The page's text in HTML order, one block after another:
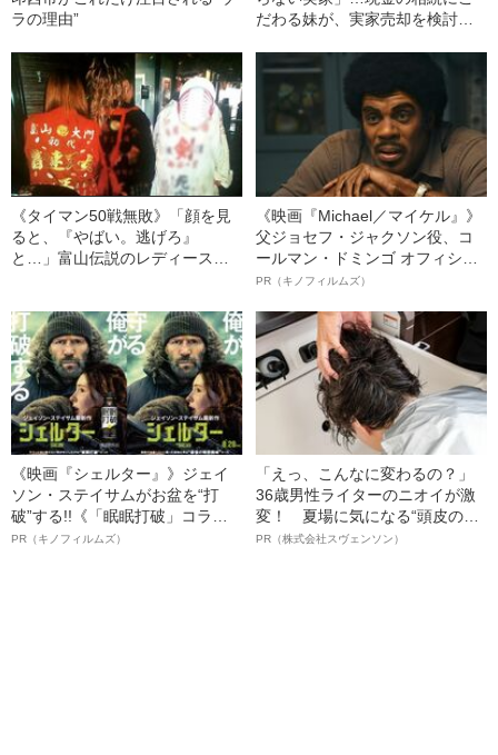
ラの理由”
だわる妹が、実家売却を検討す
《タイマン50戦無敗》「顔を見
ると、『やばい。逃げろ』
と…」富山伝説のレディース初
《映画『Michael／マイケル』》
父ジョセフ・ジャクソン役、コ
ールマン・ドミンゴ オフィシャ
ルインタビュー“観客を魅了した
語る”《日本興収70億円突破》
PR（キノフィルムズ）
《映画『シェルター』》ジェイ
ソン・ステイサムがお盆を“打
破”する!!《「眠眠打破」コラ
ボ》
PR（キノフィルムズ）
「えっ、こんなに変わるの？」
36歳男性ライターのニオイが激
変！ 夏場に気になる“頭皮のニ
オイ”や“ベタつき”を解消す
PR（株式会社スヴェンソン）